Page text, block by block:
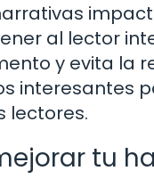
al lector
y evita la
interesantes
lectores.
tu